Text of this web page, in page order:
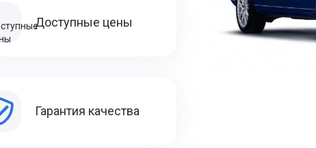
Доступные цены
Гарантия качества